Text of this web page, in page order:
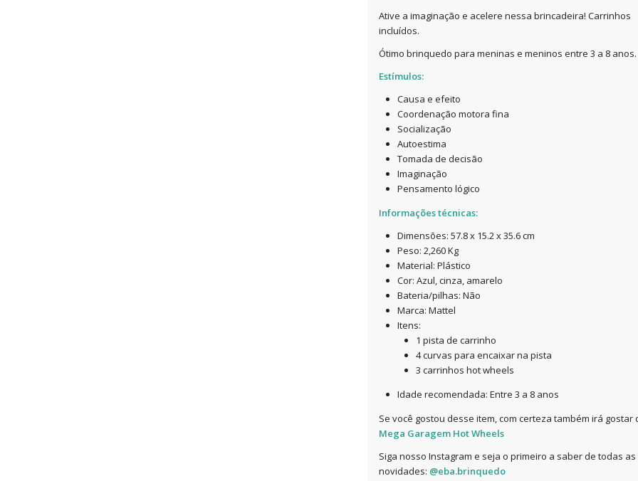
Ative a imaginação e acelere nessa brincadeira! Carrinhos
incluídos.
Ótimo brinquedo para meninas e meninos entre 3 a 8 anos.
Estímulos:
Causa e efeito
Coordenação motora fina
Socialização
Autoestima
Tomada de decisão
Imaginação
Pensamento lógico
Informações técnicas:
Dimensões: 57.8 x 15.2 x 35.6 cm
Peso: 2,260 Kg
Material: Plástico
Cor: Azul, cinza, amarelo
Bateria/pilhas: Não
Marca: Mattel
Itens:
1 pista de carrinho
4 curvas para encaixar na pista
3 carrinhos hot wheels
Idade recomendada: Entre 3 a 8 anos
Se você gostou desse item, com certeza também irá gostar
Mega Garagem Hot Wheels
Siga nosso Instagram e seja o primeiro a saber de todas as
novidades: @eba.brinquedo